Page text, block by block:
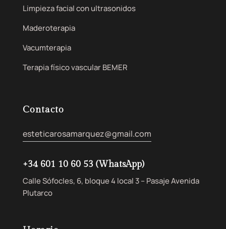
Limpieza facial con ultrasonidos
Maderoterapia
Vacumterapia
Terapia físico vascular BEMER
Contacto
esteticarosamarquez@gmail.com
+34 601 10 60 53 (WhatsApp)
Calle Sófocles, 6, bloque 4 local 3 – Pasaje Avenida
Plutarco